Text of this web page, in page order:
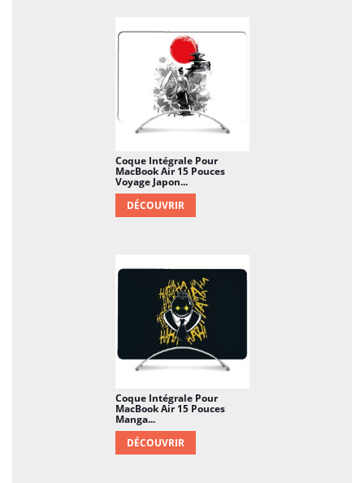
Coque Intégrale Pour
MacBook Air 15 Pouces
Voyage Japon...
DÉCOUVRIR
Coque Intégrale Pour
MacBook Air 15 Pouces
Manga...
DÉCOUVRIR